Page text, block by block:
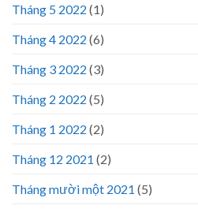
Tháng 5 2022 (1)
Tháng 4 2022 (6)
Tháng 3 2022 (3)
Tháng 2 2022 (5)
Tháng 1 2022 (2)
Tháng 12 2021 (2)
Tháng mười một 2021 (5)